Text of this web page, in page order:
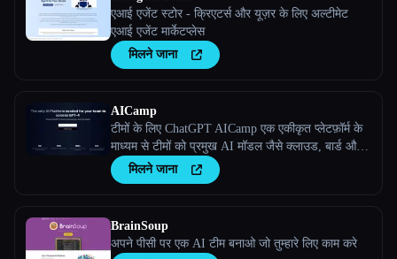
एआई एजेंट स्टोर - क्रिएटर्स और यूज़र के लिए अल्टीमेट
एआई एजेंट मार्केटप्लेस
मिलने जाना
AICamp
टीमों के लिए ChatGPT AICamp एक एकीकृत प्लेटफ़ॉर्म के
माध्यम से टीमों को प्रमुख AI मॉडल जैसे क्लाउड, बार्ड और
कस्टम बड़े भाषा मॉडल तक पहुँच को केंद्रीकृत करने में मदद
करता है।
मिलने जाना
BrainSoup
अपने पीसी पर एक AI टीम बनाओ जो तुम्हारे लिए काम करे